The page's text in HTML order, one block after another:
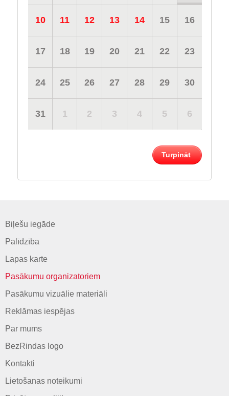
10 11 12 13 14 15 16
17 18 19 20 21 22 23
24 25 26 27 28 29 30
31 1 2 3 4 5 6
Turpināt
Biļešu iegāde
Palīdzība
Lapas karte
Pasākumu organizatoriem
Pasākumu vizuālie materiāli
Reklāmas iespējas
Par mums
BezRindas logo
Kontakti
Lietošanas noteikumi